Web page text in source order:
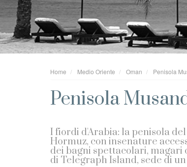
Home Medio Oriente Oman Penisola
Penisola
I fiordi d'Arabia: la penisola
Hormuz, con insenature
dei bagni spettacolari,
di Telegraph Island, sede di